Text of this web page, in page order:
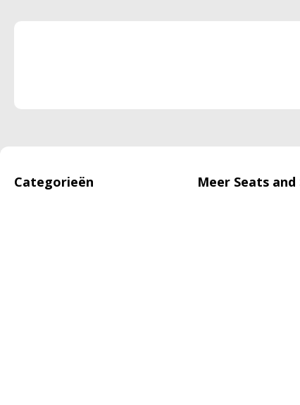
Categorieën Meer Seats and